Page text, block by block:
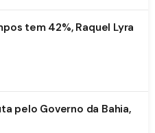
tem 42%, Raquel Lyra
pelo Governo da Bahia,